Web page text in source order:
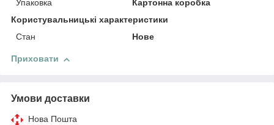
Упаковка
Картонна коробка
Користувальницькі характеристики
Стан
Нове
Приховати
Умови доставки
Нова Пошта